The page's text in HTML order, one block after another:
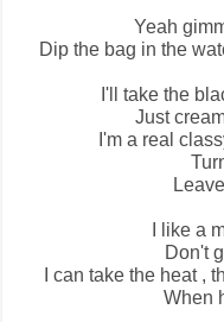
Yeah
Dip the bag in the
I'll take the
Just
I'm a real
I like a
Don't
I can take the heat ,
When